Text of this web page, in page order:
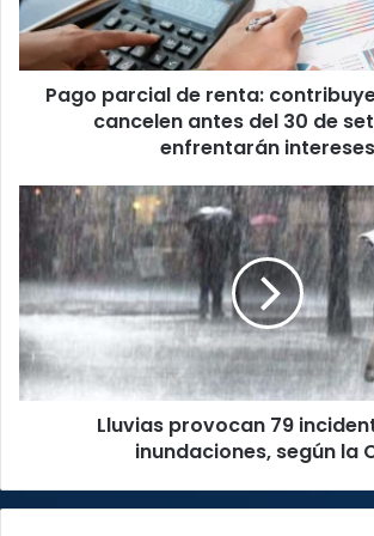
cancelen
antes
enfrentarán
intereses
Pago parcial de renta:
cancelen antes del 30 de
enfrentarán intereses
Lluvias
provocan
79
incidentes
por
inundaciones,
según
la
CNE
Lluvias provocan 79
inundaciones, según la